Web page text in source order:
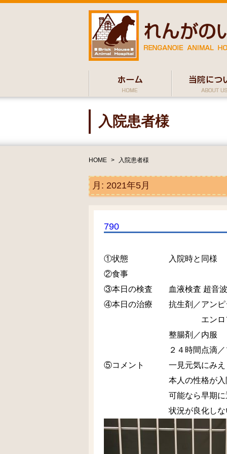
入院患者様
HOME > 入院患者様
月: 2021年5月
790
①状態 入院時と同様
②食事
③本日の検査 血液検査 超音
④本日の治療 抗生剤／アンピ
エンロフロキサシ
整腸剤／内服
２４時間点滴／ソル
⑤コメント 一見元気にみえま
本人の性格が入院向
可能なら早期に通院治
状況が良化しないと今